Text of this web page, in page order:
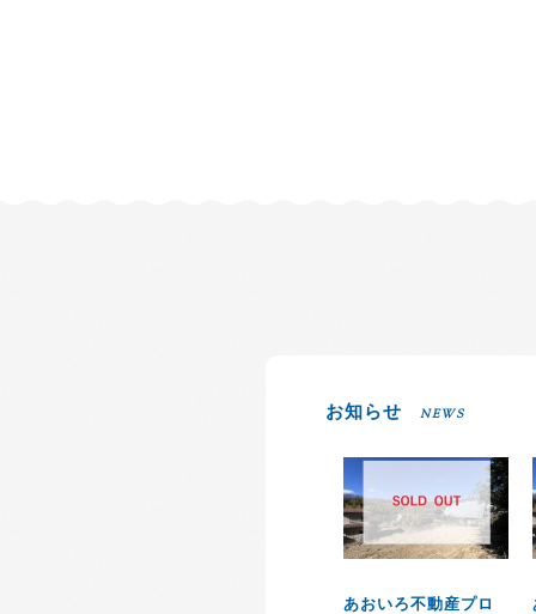
お知らせ NEWS
あおいろ不動産プロ